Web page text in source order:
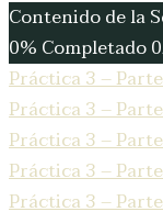
Contenido de la
0% Completado
Práctica 3 –
Práctica 3 –
Práctica 3 –
Práctica 3 –
Práctica 3 –